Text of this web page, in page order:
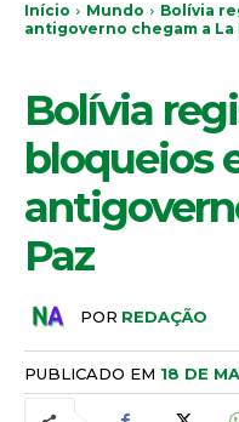
Início Mundo
Bolívia
antigoverno chegam a La
Bolívia
bloqueios
Paz
POR REDAÇÃO
PUBLICADO EM 18 DE